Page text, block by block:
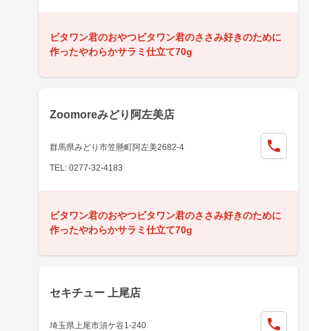
ビタワン君のおやつビタワン君のささみ好きのために
作ったやわらかサラミ仕立て70g
Zoomoreみどり阿左美店
群馬県みどり市笠懸町阿左美2682-4
TEL: 0277-32-4183
ビタワン君のおやつビタワン君のささみ好きのために
作ったやわらかサラミ仕立て70g
セキチュー 上尾店
埼玉県上尾市須ケ谷1-240